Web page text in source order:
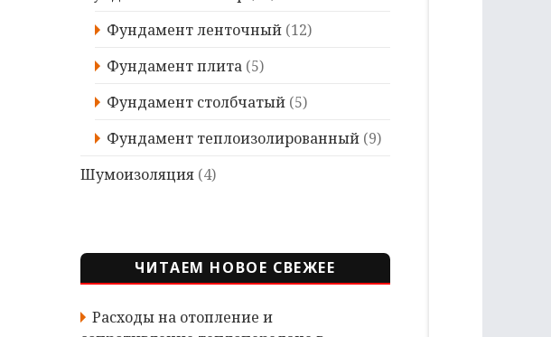
Фундамент ленточный (12)
Фундамент плита (5)
Фундамент столбчатый (5)
Фундамент теплоизолированный (9)
Шумоизоляция (4)
ЧИТАЕМ НОВОЕ СВЕЖЕЕ
Расходы на отопление и